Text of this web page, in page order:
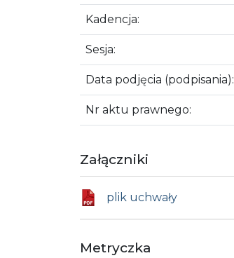
Kadencja:
Sesja:
Data podjęcia (podpisania):
Nr aktu prawnego:
Załączniki
plik uchwały
Metryczka